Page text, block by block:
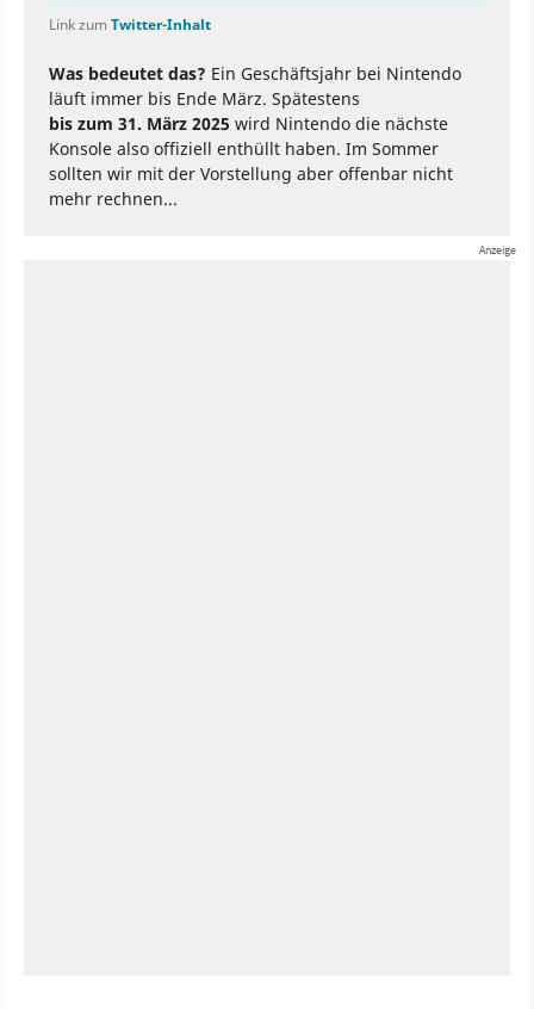
Link zumTwitter-Inhalt
Was bedeutet das? Ein Geschäftsjahr bei Nintendo
läuft immer bis Ende März. Spätestens
bis zum 31. März 2025 wird Nintendo die nächste
Konsole also offiziell enthüllt haben. Im Sommer
sollten wir mit der Vorstellung aber offenbar nicht
mehr rechnen...